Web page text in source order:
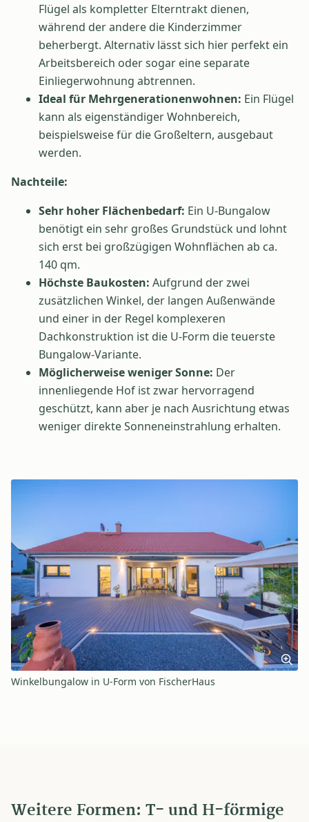
Flügel als kompletter Elterntrakt dienen,
während der andere die Kinderzimmer
beherbergt. Alternativ lässt sich hier perfekt ein
Arbeitsbereich oder sogar eine separate
Einliegerwohnung abtrennen.
Ideal für Mehrgenerationenwohnen: Ein Flügel
kann als eigenständiger Wohnbereich,
beispielsweise für die Großeltern, ausgebaut
werden.
Nachteile:
Sehr hoher Flächenbedarf: Ein U-Bungalow
benötigt ein sehr großes Grundstück und lohnt
sich erst bei großzügigen Wohnflächen ab ca.
140 qm.
Höchste Baukosten: Aufgrund der zwei
zusätzlichen Winkel, der langen Außenwände
und einer in der Regel komplexeren
Dachkonstruktion ist die U-Form die teuerste
Bungalow-Variante.
Möglicherweise weniger Sonne: Der
innenliegende Hof ist zwar hervorragend
geschützt, kann aber je nach Ausrichtung etwas
weniger direkte Sonneneinstrahlung erhalten.
Winkelbungalow in U-Form von FischerHaus
Weitere Formen: T- und H-förmige